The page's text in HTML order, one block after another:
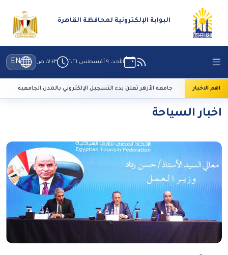
البوابة الإلكترونية لمحافظة القاهرة
الأحد، ٩ أغسطس ٢٠٢٦ ٠٧:٤٣ ص EN
اهم الاخبار جامعة الأزهر تعلن بدء التسجيل الإلكتروني بالمدن الجامعية
اخبار السياحة